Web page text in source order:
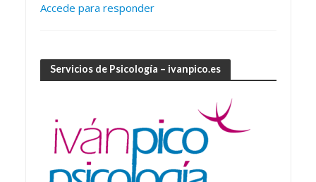
Accede para responder
Servicios de Psicología – ivanpico.es